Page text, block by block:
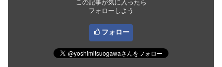
この記事が気に入ったら
フォローしよう
フォロー